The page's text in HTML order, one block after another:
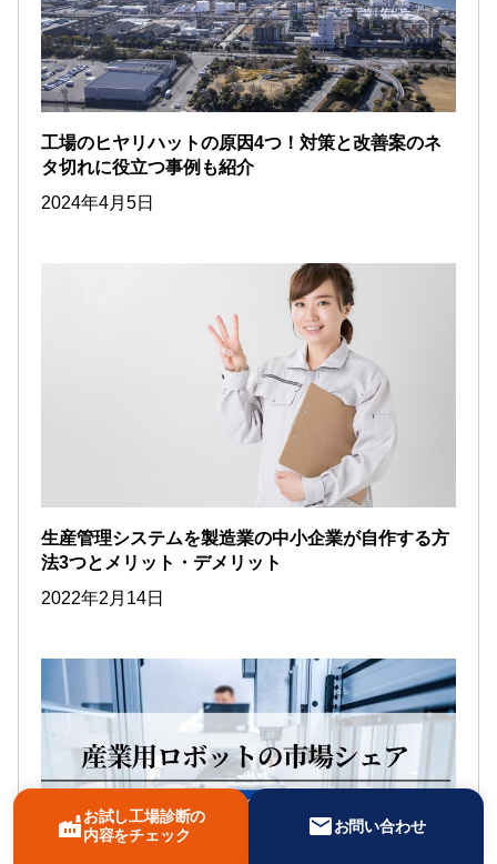
工場のヒヤリハットの原因4つ！対策と改善案のネ
タ切れに役立つ事例も紹介
2024年4月5日
生産管理システムを製造業の中小企業が自作する方
法3つとメリット・デメリット
2022年2月14日
factory お試し工場診断の
内容をチェック
mailお問い合わせ